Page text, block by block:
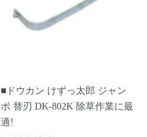
■ドウカン けずっ太郎 ジャン
ボ 替刃 DK-802K 除草作業に最
適!